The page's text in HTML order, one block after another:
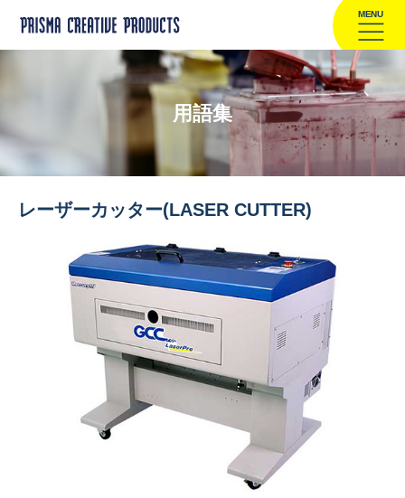
MENU
用語集
レーザーカッター(LASER CUTTER)